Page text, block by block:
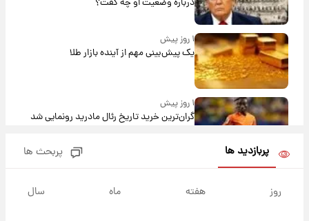
درباره وضعیت او چه گفت؟
۱ روز پیش
یک پیش‌بینی مهم از آینده بازار طلا
۱ روز پیش
گران‌ترین خرید تاریخ رئال مادرید رونمایی شد
روزها پربارش‌تر خواهند بود؟
پربازدید ها پربحث ها
روز هفته ماه سال